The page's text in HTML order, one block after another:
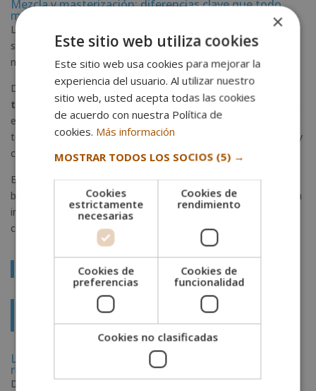
Mezcla y masterización: diferencias clave que todo
músico debe conocer
La principal diferencia radica en el
. La mezcla trabaja
sobre cada elemento individual de la canción, mientras que la
masterización actúa sobre el conjunto final.
Durante la mezcla se construye el equilibrio interno del
tema
. Durante la masterización se prepara ese resultado para
el mundo exterior. Una se enfoca en la profundidad artística y
técnica de la producción; la otra, en su proyección profesional y
comercial.
Esta distinción es especialmente importante para quienes
buscan una formación avanzada en producción musical. Hoy, la
industria exige perfiles capaces de comprender el proceso
completo, desde la composición hasta la entrega final.
Te puede interesar:
Diferencia entre composición y producción musical: Puntos
La formación especializada como ventaja competitiva
real
Dominar estos procesos requiere mucho más que tutoriales
×
Este sitio web utiliza cookies
Este sitio web usa cookies para mejorar la
experiencia del usuario. Al utilizar nuestro
sitio web, usted acepta todas las cookies
de acuerdo con nuestra Política de
cookies. Más información
MOSTRAR TODOS LOS SOCIOS (5) →
Cookies
estrictamente
necesarias
Cookies de
rendimiento
Cookies de
preferencias
Cookies de
funcionalidad
Cookies no clasificadas